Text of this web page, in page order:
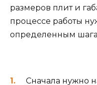
размеров плит и
процессе работы
определенным
Сначала нужно